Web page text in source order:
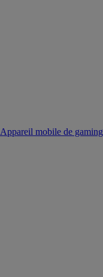
Appareil mobile de gaming